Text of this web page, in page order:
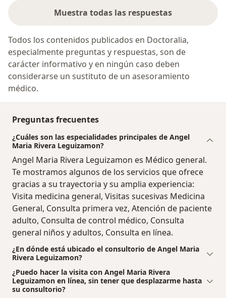
Muestra todas las respuestas
Todos los contenidos publicados en Doctoralia,
especialmente preguntas y respuestas, son de
carácter informativo y en ningún caso deben
considerarse un sustituto de un asesoramiento
médico.
Preguntas frecuentes
¿Cuáles son las especialidades principales de Angel
Maria Rivera Leguizamon?
Angel Maria Rivera Leguizamon es Médico general.
Te mostramos algunos de los servicios que ofrece
gracias a su trayectoria y su amplia experiencia:
Visita medicina general, Visitas sucesivas Medicina
General, Consulta primera vez, Atención de paciente
adulto, Consulta de control médico, Consulta
general niños y adultos, Consulta en línea.
¿En dónde está ubicado el consultorio de Angel Maria
Rivera Leguizamon?
¿Puedo hacer la visita con Angel Maria Rivera
Leguizamon en línea, sin tener que desplazarme hasta
su consultorio?